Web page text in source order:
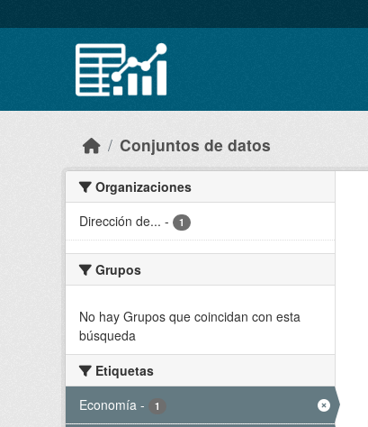
Conjuntos de datos
Organizaciones
Dirección de... - 1
Grupos
No hay Grupos que coincidan con esta
búsqueda
Etiquetas
Economía - 1